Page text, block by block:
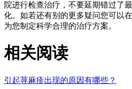
院进行检查治疗，不要延期错过了
化。如若还有别的更多疑问您可以
为您制定科学合理的治疗方案。
相关阅读
引起荨麻疹出现的原因有哪些？